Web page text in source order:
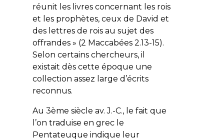
réunit les livres concernant les rois
et les prophètes, ceux de David et
des lettres de rois au sujet des
offrandes» (2 Maccabées 2.13-15).
Selon certains chercheurs, il
existait dès cette époque une
collection assez large d’écrits
reconnus.
Au 3ème siècle av. J.-C., le fait que
l’on traduise en grec le
Pentateuque indique leur